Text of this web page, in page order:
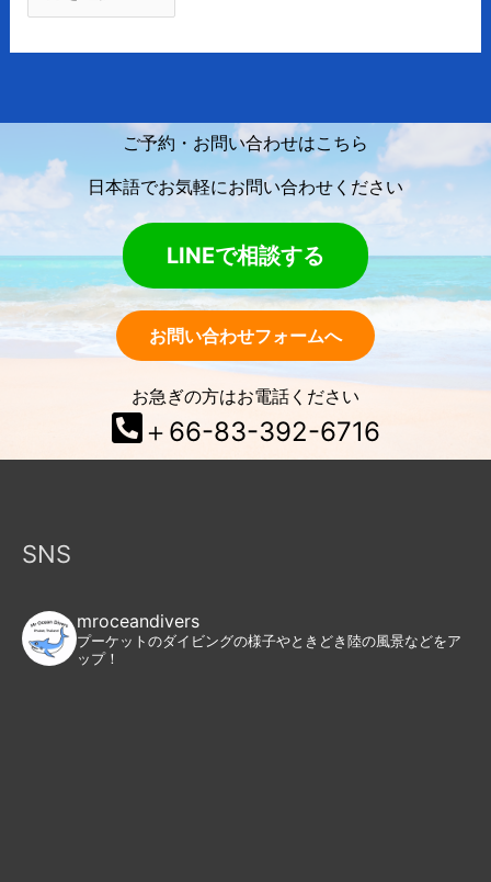
ご予約・お問い合わせはこちら
日本語でお気軽にお問い合わせください
LINEで相談する
お問い合わせフォームへ
お急ぎの方はお電話ください
＋66-83-392-6716
SNS
mroceandivers
プーケットのダイビングの様子やときどき陸の風景などをア
ップ！